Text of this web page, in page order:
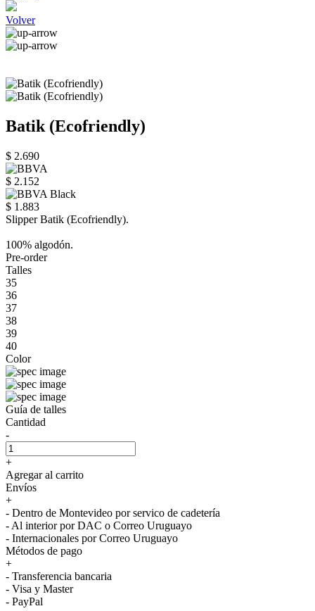
Volver
Batik (Ecofriendly)
$ 2.690
$ 2.152
$ 1.883
Slipper Batik (Ecofriendly).
100% algodón.
Pre-order
Talles
35
36
37
38
39
40
Color
Guía de talles
Cantidad
-
+
Agregar al carrito
Envíos
+
- Dentro de Montevideo por servico de cadetería
- Al interior por DAC o Correo Uruguayo
- Internacionales por Correo Uruguayo
Métodos de pago
+
- Transferencia bancaria
- Visa y Master
- PayPal